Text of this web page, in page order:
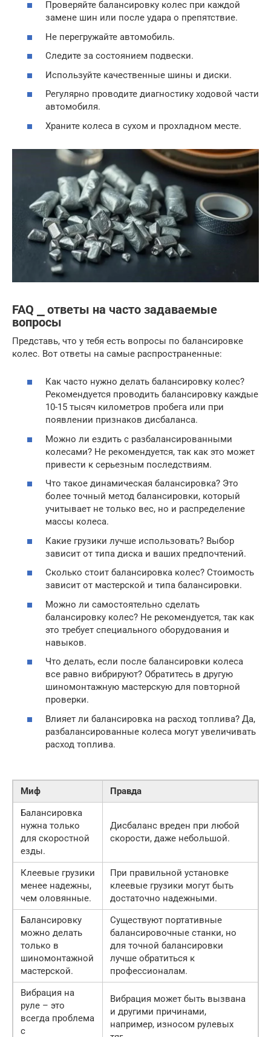
Проверяйте балансировку колес при каждой
замене шин или после удара о препятствие.
Не перегружайте автомобиль.
Следите за состоянием подвески.
Используйте качественные шины и диски.
Регулярно проводите диагностику ходовой части
автомобиля.
Храните колеса в сухом и прохладном месте.
FAQ ⎯ ответы на часто задаваемые
вопросы
Представь, что у тебя есть вопросы по балансировке
колес. Вот ответы на самые распространенные:
Как часто нужно делать балансировку колес?
Рекомендуется проводить балансировку каждые
10-15 тысяч километров пробега или при
появлении признаков дисбаланса.
Можно ли ездить с разбалансированными
колесами? Не рекомендуется, так как это может
привести к серьезным последствиям.
Что такое динамическая балансировка? Это
более точный метод балансировки, который
учитывает не только вес, но и распределение
массы колеса.
Какие грузики лучше использовать? Выбор
зависит от типа диска и ваших предпочтений.
Сколько стоит балансировка колес? Стоимость
зависит от мастерской и типа балансировки.
Можно ли самостоятельно сделать
балансировку колес? Не рекомендуется, так как
это требует специального оборудования и
навыков.
Что делать, если после балансировки колеса
все равно вибрируют? Обратитесь в другую
шиномонтажную мастерскую для повторной
проверки.
Влияет ли балансировка на расход топлива? Да,
разбалансированные колеса могут увеличивать
расход топлива.
Миф
Правда
Балансировка
нужна только
для скоростной
езды.
Дисбаланс вреден при любой
скорости, даже небольшой.
Клеевые грузики
менее надежны,
чем оловянные.
При правильной установке
клеевые грузики могут быть
достаточно надежными.
Балансировку
можно делать
только в
шиномонтажной
мастерской.
Существуют портативные
балансировочные станки, но
для точной балансировки
лучше обратиться к
профессионалам.
Вибрация на
руле – это
всегда проблема
с
Вибрация может быть вызвана
и другими причинами,
например, износом рулевых